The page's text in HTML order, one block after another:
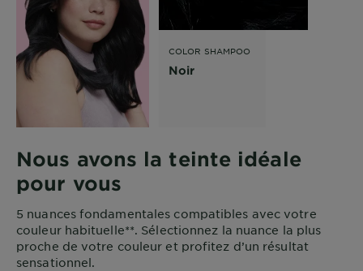
COLOR SHAMPOO
Noir
Nous avons la teinte idéale
pour vous
5 nuances fondamentales compatibles avec votre
couleur habituelle**. Sélectionnez la nuance la plus
proche de votre couleur et profitez d’un résultat
sensationnel.